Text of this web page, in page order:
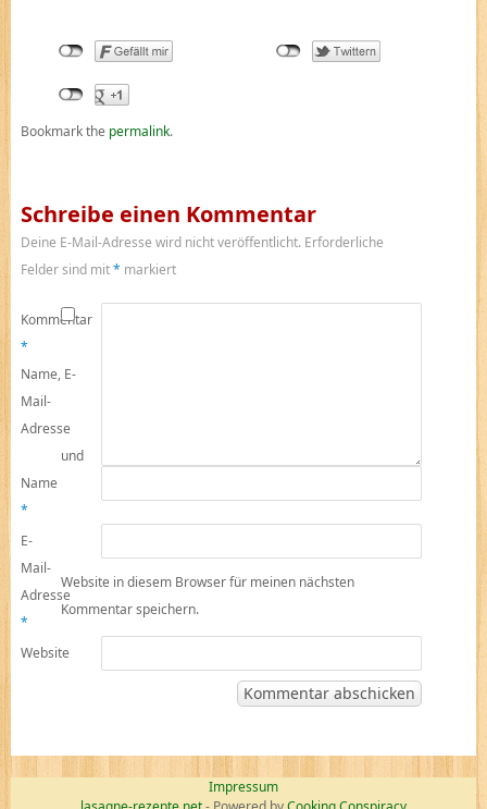
Bookmark the permalink.
Schreibe einen Kommentar
Deine E-Mail-Adresse wird nicht veröffentlicht. Erforderliche
Felder sind mit* markiert
Kommentar
*
Name
*
E-
Mail-
Adresse
*
Website
Name, E-
Mail-
Adresse
und
Website in diesem Browser für meinen nächsten
Kommentar speichern.
Impressum